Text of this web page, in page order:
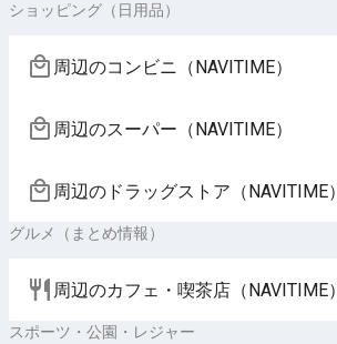
ショッピング（日用品）
周辺のコンビニ（NAVITIME）
周辺のスーパー（NAVITIME）
周辺のドラッグストア（NAVITIME）
グルメ（まとめ情報）
周辺のカフェ・喫茶店（NAVITIME）
スポーツ・公園・レジャー